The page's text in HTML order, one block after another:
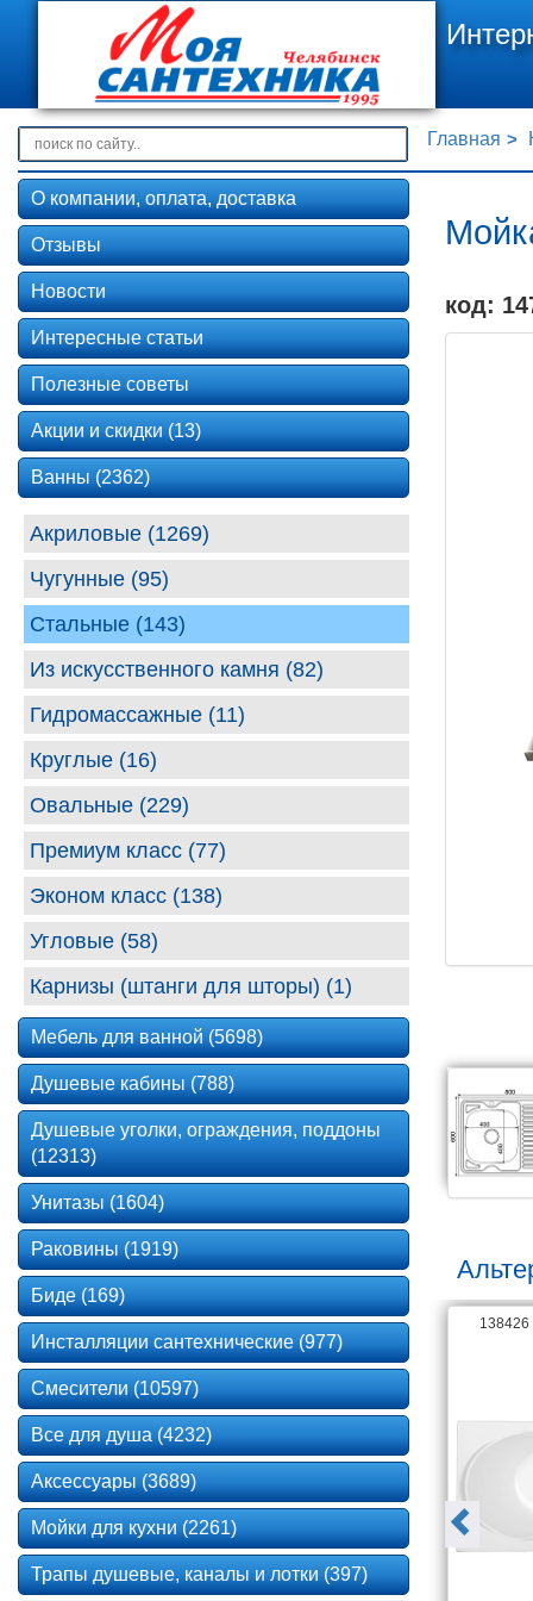
Главная
код:
141867 138426
О компании, оплата, доставка
Отзывы
Новости
Интересные статьи
Полезные советы
Акции и скидки (13)
Ванны (2362)
Акриловые (1269)
Чугунные (95)
Стальные (143)
Из искусственного камня (82)
Гидромассажные (11)
Круглые (16)
Овальные (229)
Премиум класс (77)
Эконом класс (138)
Угловые (58)
Карнизы (штанги для шторы) (1)
Мебель для ванной (5698)
Душевые кабины (788)
Душевые уголки, ограждения, поддоны
(12313)
Унитазы (1604)
Раковины (1919)
Биде (169)
Инсталляции сантехнические (977)
Смесители (10597)
Все для душа (4232)
Аксессуары (3689)
Мойки для кухни (2261)
Трапы душевые, каналы и лотки (397)